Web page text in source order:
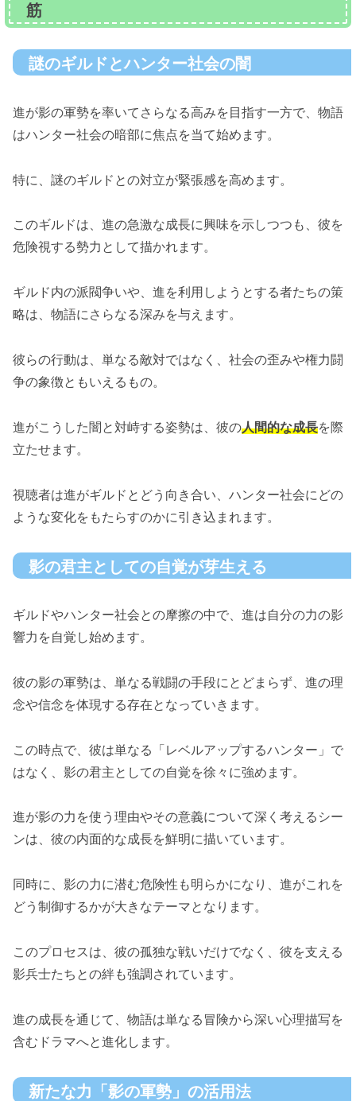
筋
謎のギルドとハンター社会の闇
進が影の軍勢を率いてさらなる高みを目指す一方で、物語
はハンター社会の暗部に焦点を当て始めます。
特に、謎のギルドとの対立が緊張感を高めます。
このギルドは、進の急激な成長に興味を示しつつも、彼を
危険視する勢力として描かれます。
ギルド内の派閥争いや、進を利用しようとする者たちの策
略は、物語にさらなる深みを与えます。
彼らの行動は、単なる敵対ではなく、社会の歪みや権力闘
争の象徴ともいえるもの。
進がこうした闇と対峙する姿勢は、彼の人間的な成長を際
立たせます。
視聴者は進がギルドとどう向き合い、ハンター社会にどの
ような変化をもたらすのかに引き込まれます。
影の君主としての自覚が芽生える
ギルドやハンター社会との摩擦の中で、進は自分の力の影
響力を自覚し始めます。
彼の影の軍勢は、単なる戦闘の手段にとどまらず、進の理
念や信念を体現する存在となっていきます。
この時点で、彼は単なる「レベルアップするハンター」で
はなく、影の君主としての自覚を徐々に強めます。
進が影の力を使う理由やその意義について深く考えるシー
ンは、彼の内面的な成長を鮮明に描いています。
同時に、影の力に潜む危険性も明らかになり、進がこれを
どう制御するかが大きなテーマとなります。
このプロセスは、彼の孤独な戦いだけでなく、彼を支える
影兵士たちとの絆も強調されています。
進の成長を通じて、物語は単なる冒険から深い心理描写を
含むドラマへと進化します。
新たな力「影の軍勢」の活用法